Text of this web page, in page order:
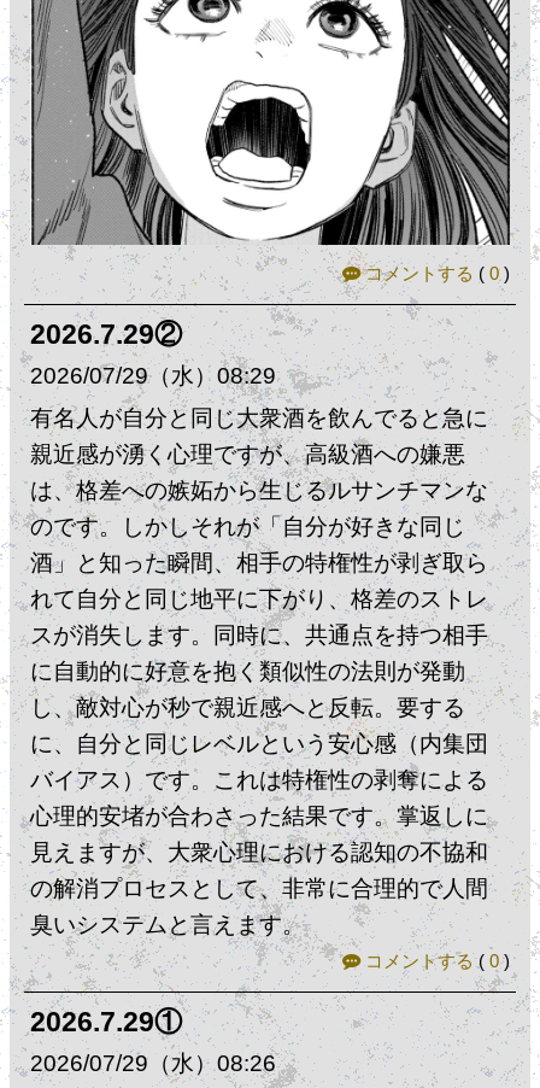
コメントする ( 0)
2026.7.29②
2026 07 29（水） 08:29
有名人が自分と同じ大衆酒を飲んでると急に
親近感が湧く心理ですが、​高級酒への嫌悪
は、格差への嫉妬から生じるルサンチマンな
のです。しかしそれが「自分が好きな同じ
酒」と知った瞬間、相手の特権性が剥ぎ取ら
れて自分と同じ地平に下がり、格差のストレ
スが消失します。​同時に、共通点を持つ相手
に自動的に好意を抱く類似性の法則が発動
し、敵対心が秒で親近感へと反転。​要する
に、​自分と同じレベルという安心感（内集団
バイアス）です。​これは特権性の剥奪による
心理的安堵​が合わさった結果です。掌返しに
見えますが、大衆心理における認知の不協和
の解消プロセスとして、非常に合理的で人間
臭いシステムと言えます。
コメントする( 0)
2026.7.29①
2026 07 29 （水）08:26